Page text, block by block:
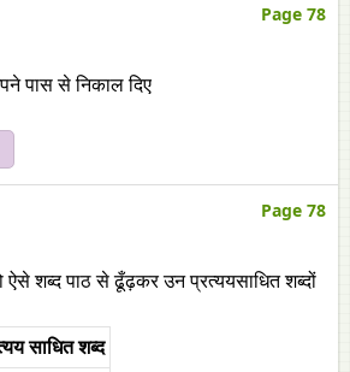
Page 78
पास से निकाल दिए
Page 78
ऐसे शब्‍द पाठ से ढूँढ़कर उन प्रत्‍ययसाधित शब्‍दों
साधित शब्द